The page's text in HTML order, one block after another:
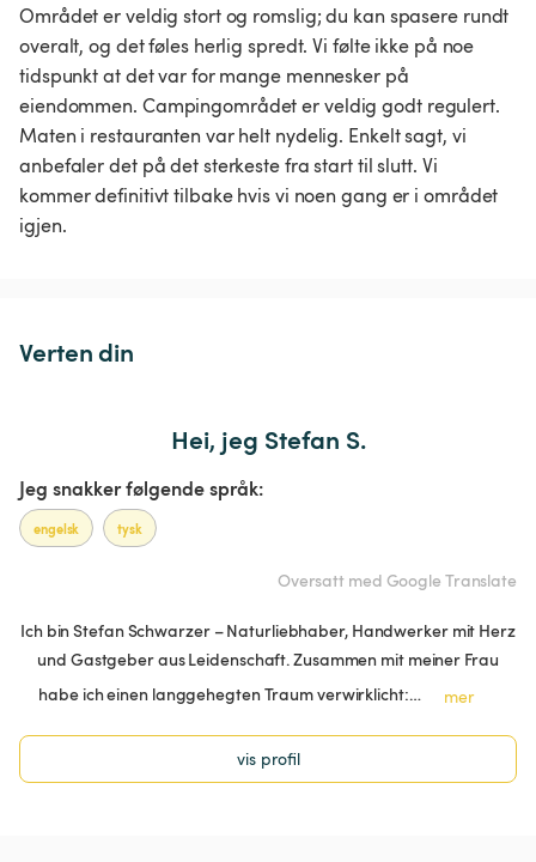
Området er veldig stort og romslig; du kan spasere rundt
overalt, og det føles herlig spredt. Vi følte ikke på noe
tidspunkt at det var for mange mennesker på
eiendommen. Campingområdet er veldig godt regulert.
Maten i restauranten var helt nydelig. Enkelt sagt, vi
anbefaler det på det sterkeste fra start til slutt. Vi
kommer definitivt tilbake hvis vi noen gang er i området
igjen.
Verten din
Hei, jeg Stefan S.
Jeg snakker følgende språk:
engelsk tysk
Oversatt med Google Translate
Ich bin Stefan Schwarzer – Naturliebhaber, Handwerker mit Herz
und Gastgeber aus Leidenschaft. Zusammen mit meiner Frau
habe ich einen langgehegten Traum verwirklicht:…
mer
vis profil